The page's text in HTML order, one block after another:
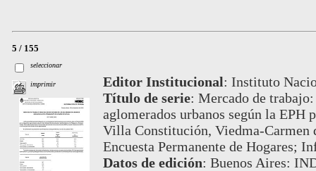
5 / 155
seleccionar
imprimir Editor Institucional: Instituto
Título de serie: Mercado de
aglomerados urbanos según la
Villa Constitución, Viedma-Carmen
Encuesta Permanente de Hogares;
Datos de edición: Buenos Aires: